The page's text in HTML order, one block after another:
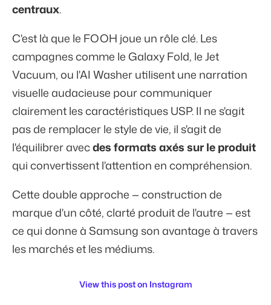
centraux.
C'est là que le FOOH joue un rôle clé. Les
campagnes comme le Galaxy Fold, le Jet
Vacuum, ou l'AI Washer utilisent une narration
visuelle audacieuse pour communiquer
clairement les caractéristiques USP. Il ne s'agit
pas de remplacer le style de vie, il s'agit de
l'équilibrer avecdes formats axés sur le produit
qui convertissent l'attention en compréhension.
Cette double approche — construction de
marque d'un côté, clarté produit de l'autre — est
ce qui donne à Samsung son avantage à travers
les marchés et les médiums.
View this post on Instagram